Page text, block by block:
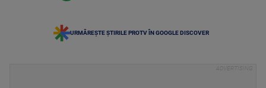
URMĂREȘTE ȘTIRILE PROTV ÎN GOOGLE DISCOVER